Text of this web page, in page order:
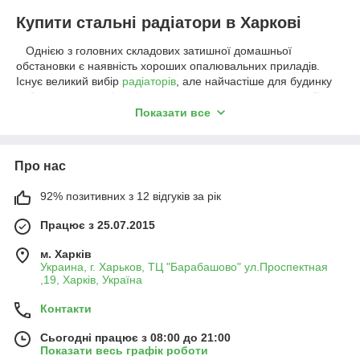
Купити стальні радіатори в Харкові
Однією з головних складових затишної домашньої
обстановки є наявність хороших опалювальних приладів.
Існує великий вибір радіаторів, але найчастіше для будинку
вибирають сталеві радіатори опалення, поєднують в собі
доступну ціну, нескладну конструкцію і простоту в установці.
зносостійкими, пластичними з високою тепловою віддачею.
в будь-яку обстановку.
Сталеві радіатори можуть мати відмінності по формі і по
типу.
Показати все
Про нас
92% позитивних з 12 відгуків за рік
Працює з 25.07.2015
м. Харків
Украина, г. Харьков, ТЦ "Барабашово" ул.Проспектная
,19, Харків, Україна
Контакти
Сьогодні працює з 08:00 до 21:00
Показати весь графік роботи